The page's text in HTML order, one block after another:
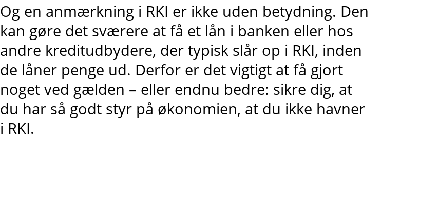
Og en anmærkning i RKI er ikke uden betydning. Den
kan gøre det sværere at få et lån i banken eller hos
andre kreditudbydere, der typisk slår op i RKI, inden
de låner penge ud. Derfor er det vigtigt at få gjort
noget ved gælden – eller endnu bedre: sikre dig, at
du har så godt styr på økonomien, at du ikke havner
i RKI.